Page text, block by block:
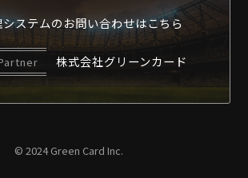
ステムのお問い合わせはこちら
株式会社グリーンカード
© 2024 Green Card Inc.